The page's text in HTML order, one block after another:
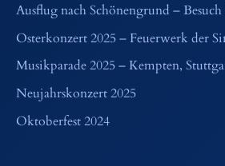
Ausflug nach Schönengrund –
Osterkonzert 2025 – Feuerwerk der
Musikparade 2025 – Kempten,
Neujahrskonzert 2025
Oktoberfest 2024